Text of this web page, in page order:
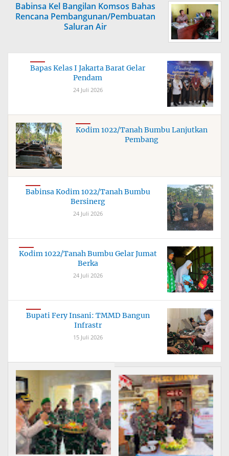
Babinsa Kel Bangilan Komsos Bahas
Rencana Pembangunan/Pembuatan
Saluran Air
Bapas Kelas I Jakarta Barat Gelar
Pendam
24 Juli 2026
Kodim 1022/Tanah Bumbu Lanjutkan
Pembang
Babinsa Kodim 1022/Tanah Bumbu
Bersinerg
24 Juli 2026
Kodim 1022/Tanah Bumbu Gelar Jumat
Berka
24 Juli 2026
Bupati Fery Insani: TMMD Bangun
Infrastr
15 Juli 2026